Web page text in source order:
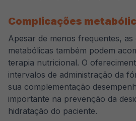
Complicações
Apesar de menos frequentes, as
metabólicas também podem
terapia nutricional. O
intervalos de administração da
sua complementação
importante na prevenção da
hidratação do paciente.